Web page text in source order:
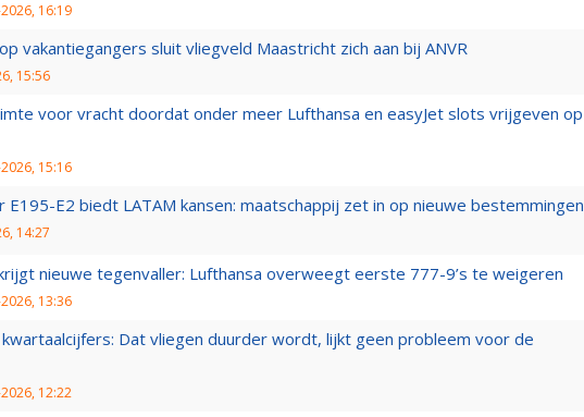
16:19
vakantiegangers sluit vliegveld Maastricht zich aan bij ANVR
15:56
voor vracht doordat onder meer Lufthansa en easyJet slots vrijgeven op
15:16
E195-E2 biedt LATAM kansen: maatschappij zet in op nieuwe bestemmingen
14:27
nieuwe tegenvaller: Lufthansa overweegt eerste 777-9’s te weigeren
13:36
kwartaalcijfers: Dat vliegen duurder wordt, lijkt geen probleem voor de
12:22